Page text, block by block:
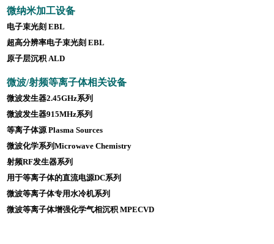
微纳米加工设备
电子束光刻 EBL
超高分辨率电子束光刻 EBL
原子层沉积 ALD
微波/射频等离子体相关设备
微波发生器2.45GHz系列
微波发生器915MHz系列
等离子体源 Plasma Sources
微波化学系列Microwave Chemistry
射频RF发生器系列
用于等离子体的直流电源DC系列
微波等离子体专用水冷机系列
微波等离子体增强化学气相沉积 MPECVD